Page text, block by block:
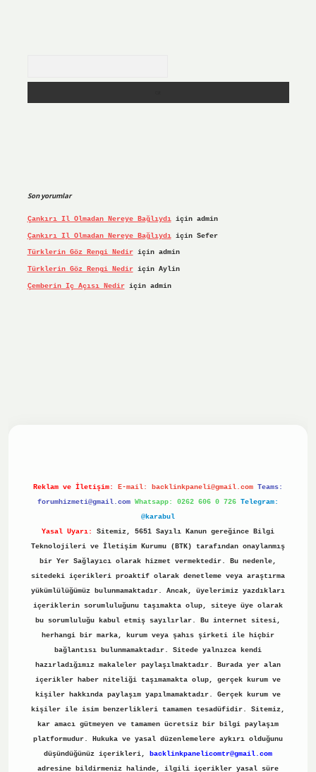
Son yorumlar
Çankırı Il Olmadan Nereye Bağlıydıiçin admin
Çankırı Il Olmadan Nereye Bağlıydıiçin Sefer
Türklerin Göz Rengi Nediriçin admin
Türklerin Göz Rengi Nediriçin Aylin
Çemberin Iç Açısı Nediriçin admin
Reklam ve İletişim: E-mail: backlinkpaneli@gmail.com Teams:
forumhizmeti@gmail.com Whatsapp: 0262 606 0 726 Telegram:
@karabul
Yasal Uyarı:
Sitemiz, 5651 Sayılı Kanun gereğince Bilgi
Teknolojileri ve İletişim Kurumu (BTK) tarafından onaylanmış
bir Yer Sağlayıcı olarak hizmet vermektedir. Bu nedenle,
sitedeki içerikleri proaktif olarak denetleme veya araştırma
yükümlülüğümüz bulunmamaktadır. Ancak, üyelerimiz yazdıkları
içeriklerin sorumluluğunu taşımakta olup, siteye üye olarak
bu sorumluluğu kabul etmiş sayılırlar. Bu internet sitesi,
herhangi bir marka, kurum veya şahıs şirketi ile hiçbir
bağlantısı bulunmamaktadır. Sitede yalnızca kendi
hazırladığımız makaleler paylaşılmaktadır. Burada yer alan
içerikler haber niteliği taşımamakta olup, gerçek kurum ve
kişiler hakkında paylaşım yapılmamaktadır. Gerçek kurum ve
kişiler ile isim benzerlikleri tamamen tesadüfidir. Sitemiz,
kar amacı gütmeyen ve tamamen ücretsiz bir bilgi paylaşım
platformudur. Hukuka ve yasal düzenlemelere aykırı olduğunu
düşündüğünüz içerikleri,
backlinkpanelicomtr@gmail.com
adresine bildirmeniz halinde, ilgili içerikler yasal süre